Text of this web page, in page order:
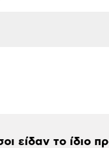
είδαν το ίδιο